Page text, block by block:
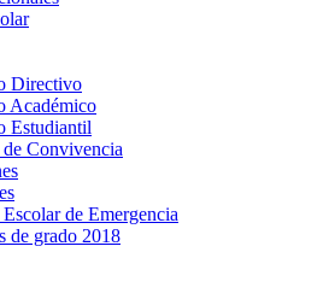
Directivo
Académico
Estudiantil
Convivencia
de Emergencia
de grado 2018